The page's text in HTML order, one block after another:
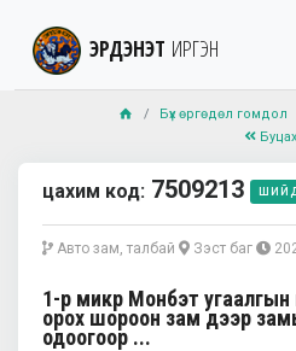
ЭРДЭНЭТ ИРГЭН
Бүх өргөдөл гомдол
Буцах
цахим код: 7509213
Авто зам, талбай Зэст баг
1-р микр Монбэт
орох шороон зам дээр
одоогоор ...